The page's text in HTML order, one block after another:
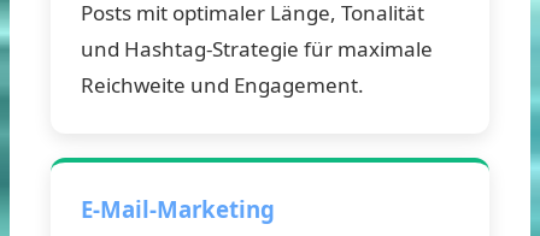
Posts mit optimaler Länge, Tonalität
und Hashtag-Strategie für maximale
Reichweite und Engagement.
E-Mail-Marketing